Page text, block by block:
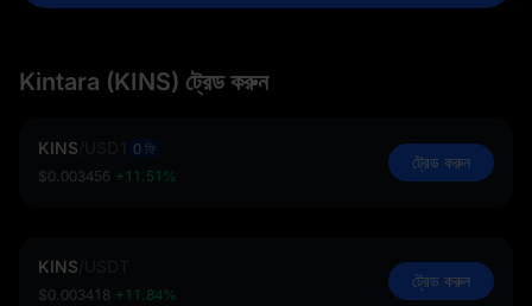
Kintara (KINS) ট্রেড করুন
KINS
0 ফি
$0.003456 +11.51%
ট্রেড করুন
KINS
$0.003418 +11.84%
ট্রেড করুন